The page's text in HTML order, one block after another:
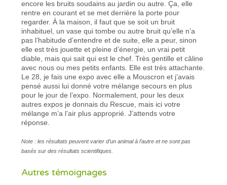
encore les bruits soudains au jardin ou autre. Ça, elle
rentre en courant et se met derrière la porte pour
regarder. À la maison, il faut que se soit un bruit
inhabituel, un vase qui tombe ou autre bruit qu’elle n’a
pas l’habitude d’entendre et de suite, elle a peur, sinon
elle est très jouette et pleine d’énergie, un vrai petit
diable, mais qui sait qui est le chef. Très gentille et câline
avec nous ou mes petits enfants. Elle est très attachante.
Le 28, je fais une expo avec elle a Mouscron et j’avais
pensé aussi lui donné votre mélange secours en plus
pour le jour de l’expo. Normalement, pour les deux
autres expos je donnais du Rescue, mais ici votre
mélange m’a l’air plus approprié. J’attends votre
réponse.
Note : les résultats peuvent varier d’un animal à l’autre et ne sont pas
basés sur des résultats scientifiques.
Autres témoignages